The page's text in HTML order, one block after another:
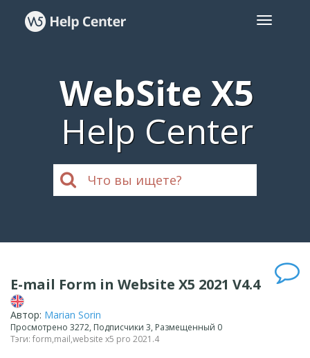
WebSite X5
Help Center
E-mail Form in Website X5 2021 V4.4
Автор: Marian Sorin
Просмотрено 3272, Подписчики 3, Размещенный 0
Тэги: form,mail,website x5 pro 2021.4